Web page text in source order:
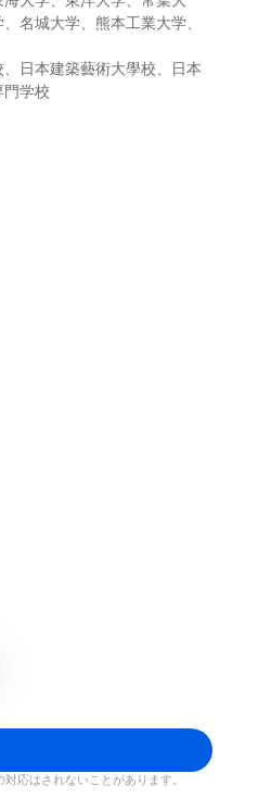
名城大学、熊本工業大学、
日本建築藝術大學校、日本
学校
応はされないことがあります。